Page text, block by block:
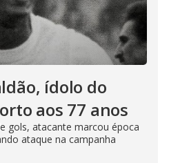
ídolo do
aos 77 anos
gols, atacante marcou época
ataque na campanha